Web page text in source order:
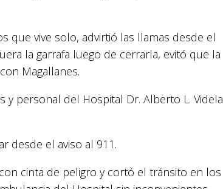
que vive solo, advirtió las llamas desde el
la garrafa luego de cerrarla, evitó que la
Magallanes.
personal del Hospital Dr. Alberto L. Videla
desde el aviso al 911.
cinta de peligro y cortó el tránsito en los